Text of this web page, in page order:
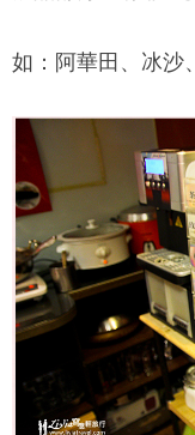
如：阿華田、冰沙